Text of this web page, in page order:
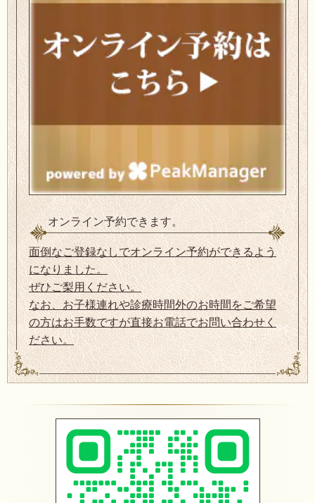
オンライン予約できます。
面倒なご登録なしでオンライン予約ができるよう
になりました。
ぜひご梨用ください。
なお、お子様連れや診療時間外のお時間をご希望
の方はお手数ですが直接お電話でお問い合わせく
ださい。